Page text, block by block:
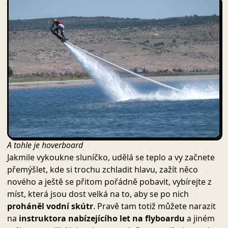
A tohle je hoverboard
Jakmile vykoukne sluníčko, udělá se teplo a vy začnete
přemýšlet, kde si trochu zchladit hlavu, zažít něco
nového a ještě se přitom pořádně pobavit, vybírejte z
míst, která jsou dost velká na to, aby se po nich
proháněl vodní skútr. Pravě tam totiž můžete narazit
nainstruktora nabízejícího let na flyboardua jiném